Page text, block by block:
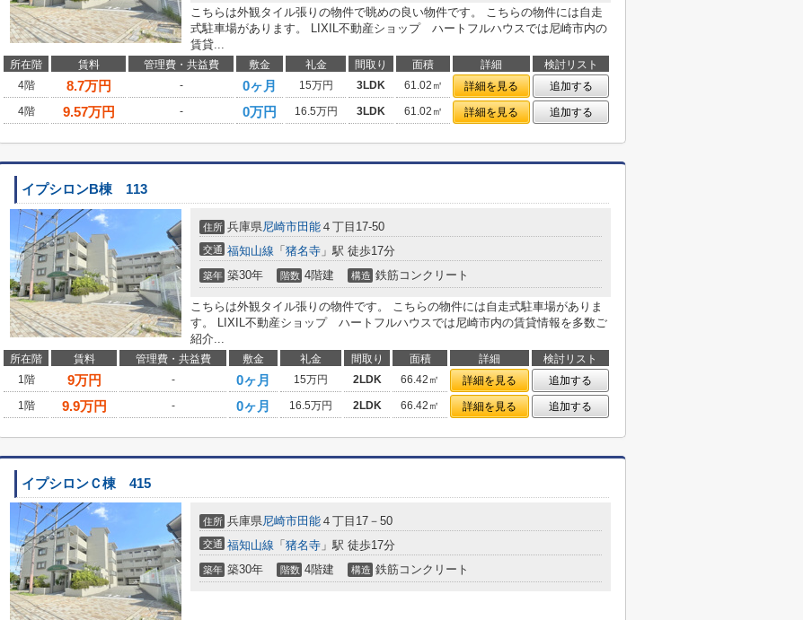
こちらは外観タイル張りの物件で眺めの良い物件です。 こちらの物件には自走
式駐車場があります。 LIXIL不動産ショップ ハートフルハウスでは尼崎市内の
賃貸...
所在階 賃料 管理費・共益費 敷金 礼金 間取り 面積 詳細
検討リスト
4階
8.7万円 - 0ヶ月 15万円 3LDK 61.02㎡ 詳細を見る
追加する
4階
9.57万円 - 0万円 16.5万円 3LDK 61.02㎡ 詳細を見る 追加する
イプシロンB棟 113
住所 兵庫県尼崎市田能 ４丁目17-50
交通 福知山線 「 猪名寺 」駅 徒歩17分
築年 築30年 階数 4階建 構造 鉄筋コンクリート
こちらは外観タイル張りの物件です。 こちらの物件には自走式駐車場がありま
す。 LIXIL不動産ショップ ハートフルハウスでは尼崎市内の賃貸情報を多数ご
紹介...
所在階 賃料 管理費・共益費 敷金 礼金 間取り 面積 詳細
検討リスト
1階
9万円 - 0ヶ月 15万円 2LDK 66.42㎡ 詳細を見る
追加する
1階
9.9万円 - 0ヶ月 16.5万円 2LDK 66.42㎡ 詳細を見る 追加する
イプシロンＣ棟 415
住所 兵庫県尼崎市田能 ４丁目17－50
交通 福知山線 「 猪名寺 」駅 徒歩17分
築年 築30年 階数 4階建 構造 鉄筋コンクリート